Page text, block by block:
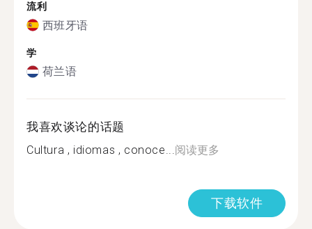
流利
西班牙语
学
荷兰语
我喜欢谈论的话题
Cultura , idiomas , conoce...阅读更多
下载软件